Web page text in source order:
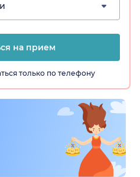
на прием
только по телефону